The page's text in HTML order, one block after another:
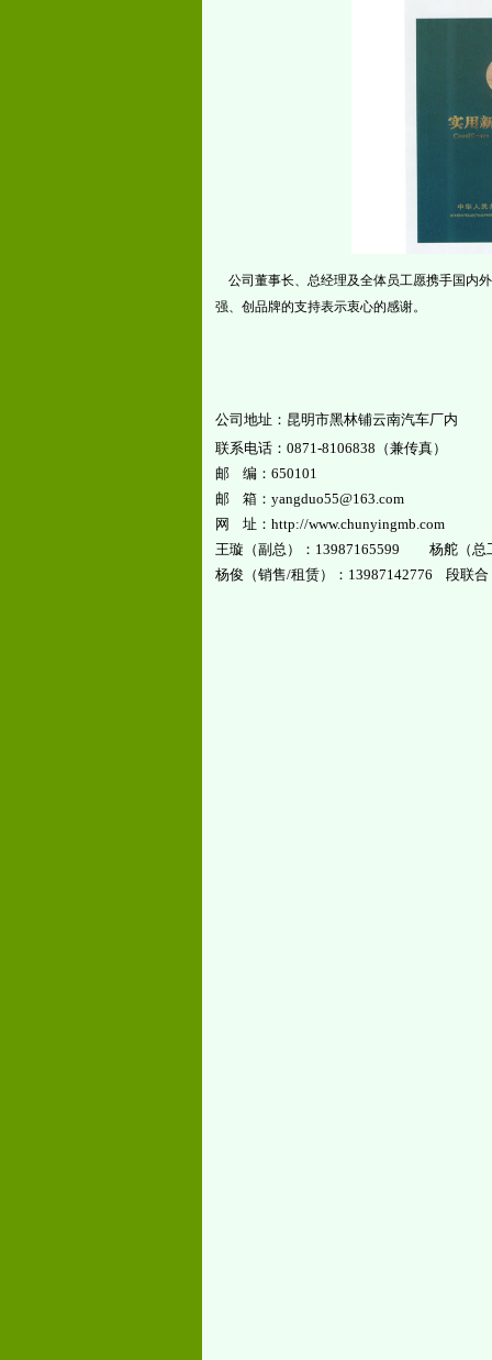
公司董事长、总经理及全体员工愿携手国内
强、创品牌的支持表示衷心的感谢。
公司地址：昆明市黑林铺云南汽车厂内
联系电话：0871-8106838（兼传真）
邮 编：650101
邮 箱：yangduo55@163.com
网 址：http://www.chunyingmb.com
王璇（副总）：13987165599 杨舵（总
杨俊（销售/租赁）：13987142776 段联合